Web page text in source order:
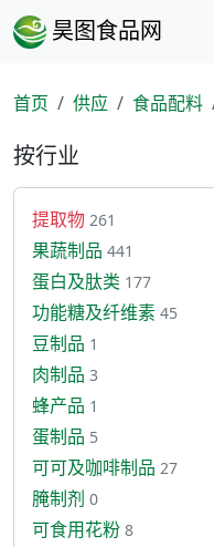
昊图食品网
首页 供应 食品配料
按行业
提取物 261
果蔬制品 441
蛋白及肽类 177
功能糖及纤维素 45
豆制品 1
肉制品 3
蜂产品 1
蛋制品 5
可可及咖啡制品 27
腌制剂 0
可食用花粉 8